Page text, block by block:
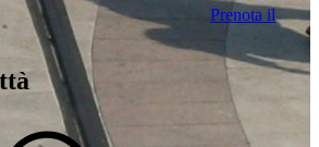
Prenota il